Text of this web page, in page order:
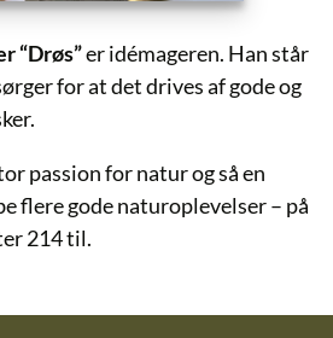
“Drøs”er idémageren. Han står
for at det drives af gode og
passion for natur og så en
flere gode naturoplevelser – på
214 til.